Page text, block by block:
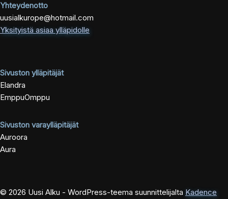
Yhteydenotto
uusialkurope@hotmail.com
Yksityistä asiaa ylläpidolle
Sivuston ylläpitäjät
Elandra
EmppuOmppu
Sivuston varaylläpitäjät
Auroora
Aura
© 2026 Uusi Alku - WordPress-teema suunnittelijalta Kadence